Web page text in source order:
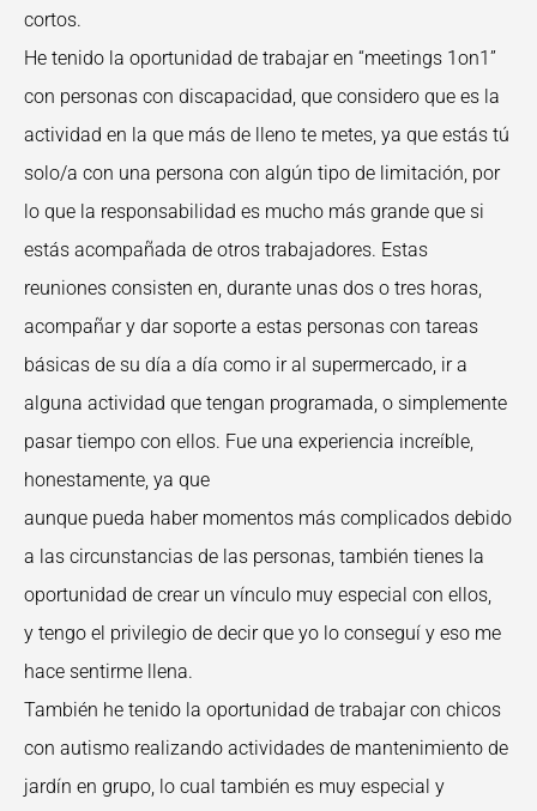
cortos.
He tenido la oportunidad de trabajar en “meetings 1on1”
con personas con discapacidad, que considero que es la
actividad en la que más de lleno te metes, ya que estás tú
solo/a con una persona con algún tipo de limitación, por
lo que la responsabilidad es mucho más grande que si
estás acompañada de otros trabajadores. Estas
reuniones consisten en, durante unas dos o tres horas,
acompañar y dar soporte a estas personas con tareas
básicas de su día a día como ir al supermercado, ir a
alguna actividad que tengan programada, o simplemente
pasar tiempo con ellos. Fue una experiencia increíble,
honestamente, ya que
aunque pueda haber momentos más complicados debido
a las circunstancias de las personas, también tienes la
oportunidad de crear un vínculo muy especial con ellos,
y tengo el privilegio de decir que yo lo conseguí y eso me
hace sentirme llena.
También he tenido la oportunidad de trabajar con chicos
con autismo realizando actividades de mantenimiento de
jardín en grupo, lo cual también es muy especial y